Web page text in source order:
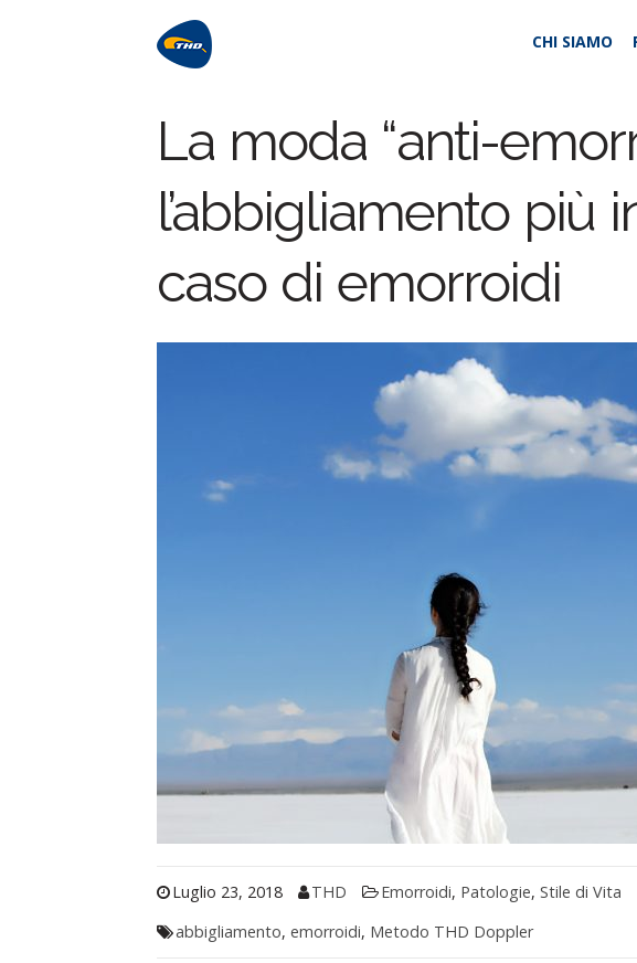
CHI SIAMO
La moda “anti-
l’abbigliamento più
caso di emorroidi
Luglio 23, 2018 THD Emorroidi, Patologie,Stile di Vita
abbigliamento, emorroidi, Metodo THD Doppler